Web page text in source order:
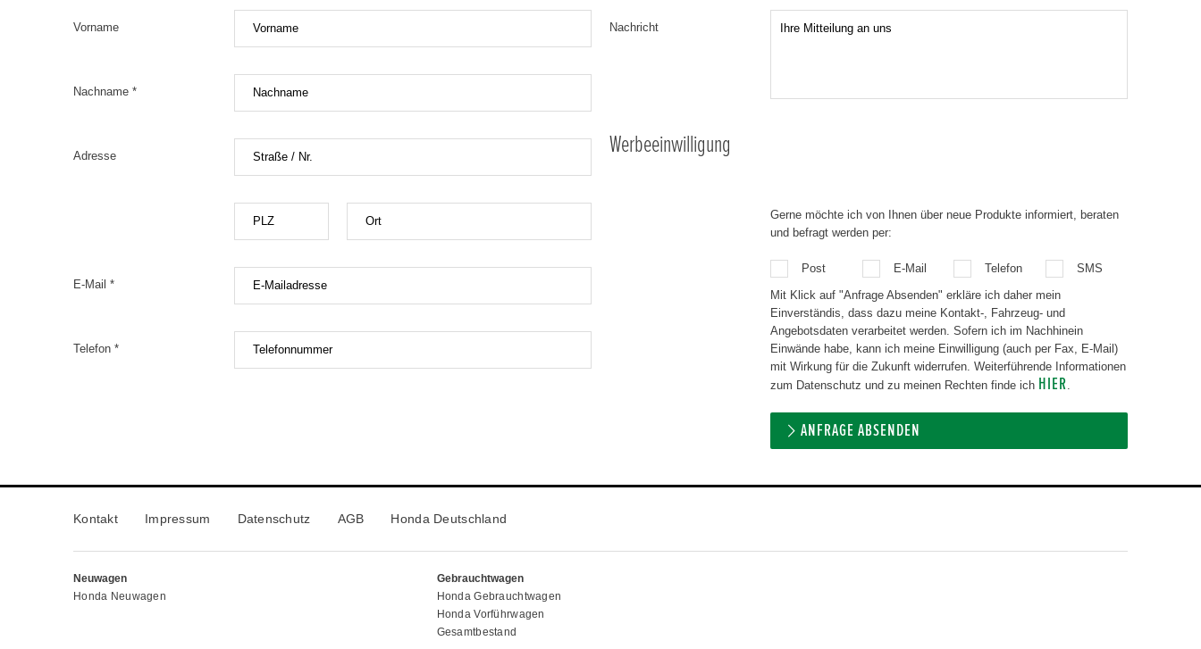
Vorname
Nachname *
Adresse
E-Mail *
Telefon *
Nachricht
Werbeeinwilligung
Gerne möchte ich von Ihnen über neue Produkte informiert, beraten
und befragt werden per:
Post E-Mail Telefon
SMS
Mit Klick auf "Anfrage Absenden" erkläre ich daher mein
Einverständis, dass dazu meine Kontakt-, Fahrzeug- und
Angebotsdaten verarbeitet werden. Sofern ich im Nachhinein
Einwände habe, kann ich meine Einwilligung (auch per Fax, E-Mail)
mit Wirkung für die Zukunft widerrufen. Weiterführende Informationen
zum Datenschutz und zu meinen Rechten finde ich HIER.
ANFRAGE ABSENDEN
Kontakt Impressum Datenschutz AGB Honda Deutschland
Neuwagen
Honda Neuwagen
Gebrauchtwagen
Honda Gebrauchtwagen
Honda Vorführwagen
Gesamtbestand